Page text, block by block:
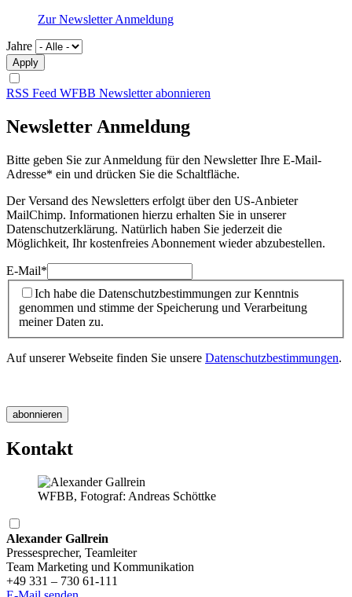
Zur Newsletter Anmeldung
Jahre
RSS Feed WFBB Newsletter abonnieren
Newsletter Anmeldung
Bitte geben Sie zur Anmeldung für den Newsletter Ihre E-Mail-
Adresse* ein und drücken Sie die Schaltfläche.
Der Versand des Newsletters erfolgt über den US-Anbieter
MailChimp. Informationen hierzu erhalten Sie in unserer
Datenschutzerklärung. Natürlich haben Sie jederzeit die
Möglichkeit, Ihr kostenfreies Abonnement wieder abzubestellen.
E-Mail*
Ich habe die Datenschutzbestimmungen zur Kenntnis
genommen und stimme der Speicherung und Verarbeitung
meiner Daten zu.
Auf unserer Webseite finden Sie unsere Datenschutzbestimmungen.
Kontakt
WFBB, Fotograf: Andreas Schöttke
Alexander Gallrein
Pressesprecher, Teamleiter
Team Marketing und Kommunikation
+49 331 – 730 61-111